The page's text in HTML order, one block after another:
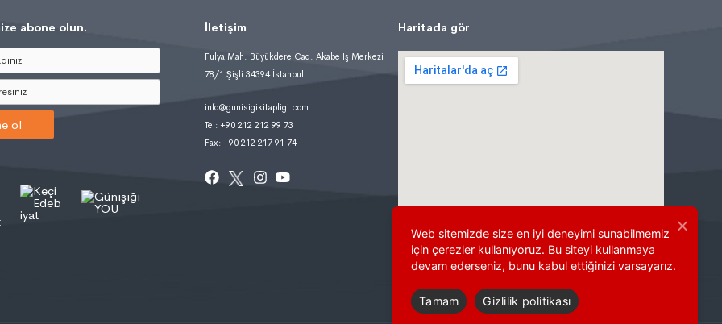
abone olun.
ol
İletişim
Fulya Mah. Büyükdere Cad. Akabe İş Merkezi
78/1 Şişli 34394 İstanbul
info@gunisigikitapligi.com
Tel: +90 212 212 99 73
Fax: +90 212 217 91 74
Haritada gör
Web sitemizde size en iyi deneyimi sunabilmemiz
için çerezler kullanıyoruz. Bu siteyi kullanmaya
devam ederseniz, bunu kabul ettiğinizi varsayarız.
Tamam Gizlilik politikası